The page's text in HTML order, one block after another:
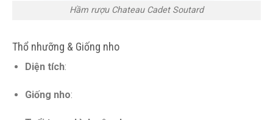
Hầm rượu Chateau Cadet Soutard
Thổ nhưỡng & Giống nho
Diện tích:
Giống nho: